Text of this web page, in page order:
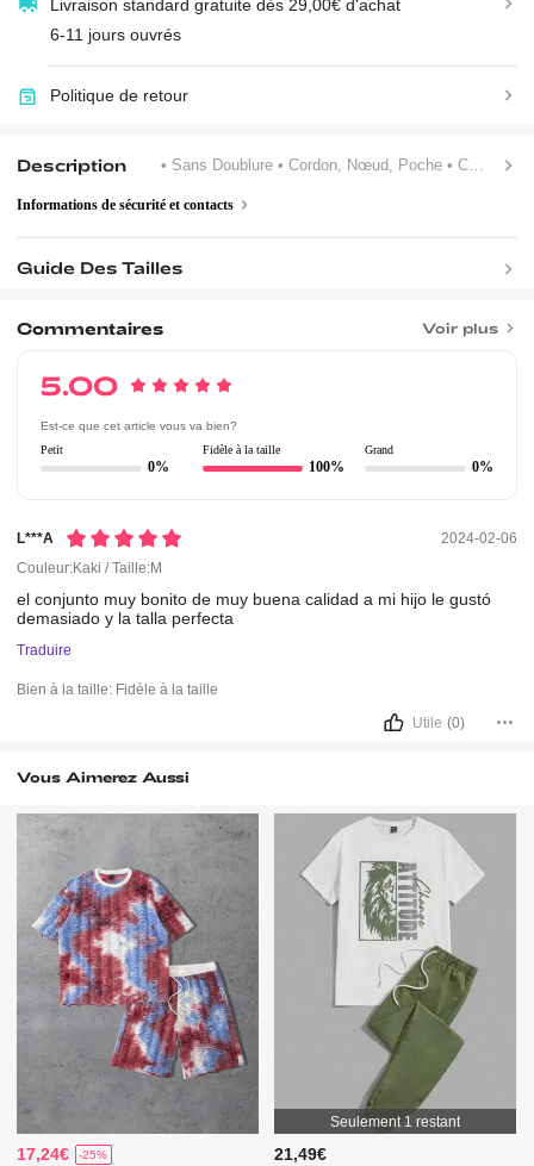
Livraison standard gratuite dès 29,00€ d'achat
6-11 jours ouvrés
Politique de retour
Description • Sans Doublure • Cordon, Nœud, Poche • Col Rond
Informations de sécurité et contacts
Guide Des Tailles
Commentaires Voir plus
5.00
Est-ce que cet article vous va bien?
Petit
0%
Fidèle à la taille
100%
Grand
0%
L***a
2024-02-06
Couleur:Kaki / Taille:M
elconjunto muy bonitode muy buenacalidada mi hijo legustó
demasiadoy latalla perfecta
Traduire
Bien à la taille: Fidèle à la taille
Utile (0)
Vous Aimerez Aussi
17,24€ -25%
Seulement 1 restant
21,49€